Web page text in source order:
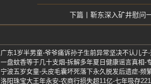
靳东深入矿井慰问
一盘蚊香等于几十支烟-拆解多年夏日健康谣言真相-
洛阳珠宝大王年永安-农商行损失超11亿-七年吸存